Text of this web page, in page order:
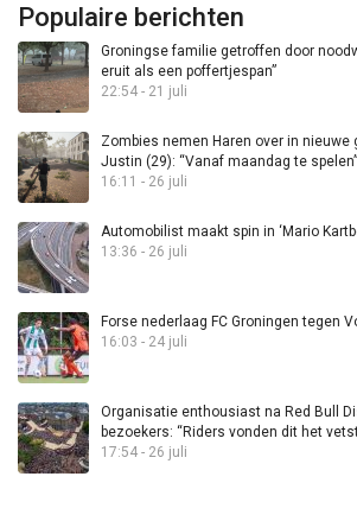
Populaire berichten
Groningse familie getroffen door
eruit als een poffertjespan”
22:54 - 21 juli
Zombies nemen Haren over in nieuwe
Justin (29): “Vanaf maandag te spelen”
16:11 - 26 juli
Automobilist maakt spin in ‘Mario
13:36 - 26 juli
Forse nederlaag FC Groningen tegen
16:03 - 24 juli
Organisatie enthousiast na Red Bull
bezoekers: “Riders vonden dit het
17:54 - 26 juli